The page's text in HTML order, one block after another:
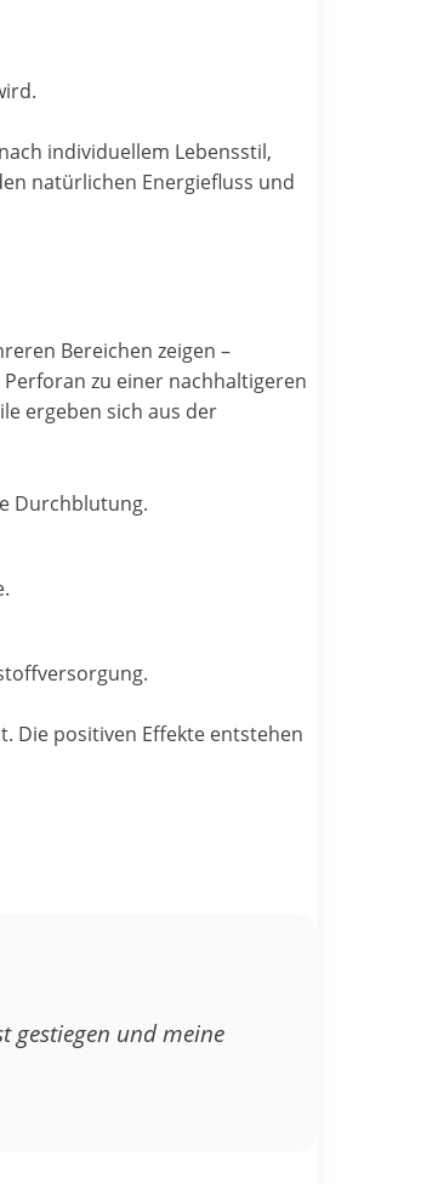
individuellem Lebensstil,
natürlichen Energiefluss und
Bereichen zeigen –
zu einer nachhaltigeren
ergeben sich aus der
Durchblutung.
Die positiven Effekte entstehen
gestiegen und meine